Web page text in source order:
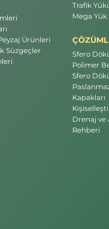
Ürünleri
Süzgeçler
Trafik Yükü
Mega Yük
Sfero
Polimer
Sfero
Kapakları
Drenaj ve
Rehberi